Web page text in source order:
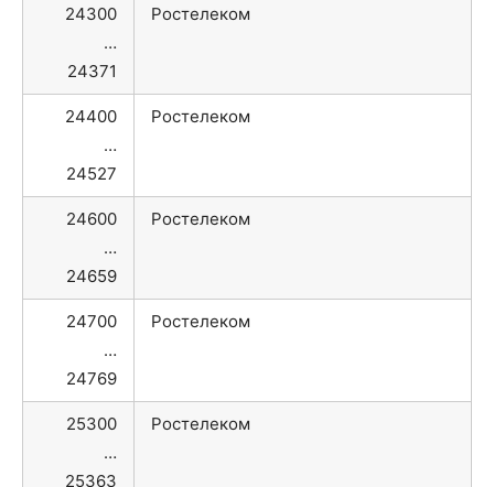
24300
…
24371
Ростелеком
24400
…
24527
Ростелеком
24600
…
24659
Ростелеком
24700
…
24769
Ростелеком
25300
…
25363
Ростелеком